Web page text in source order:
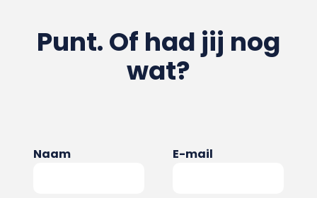
Punt. Of had jij nog
wat?
Naam E-mail